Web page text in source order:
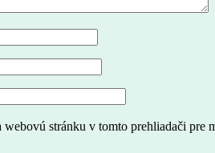
stránku v tomto prehliadači pre